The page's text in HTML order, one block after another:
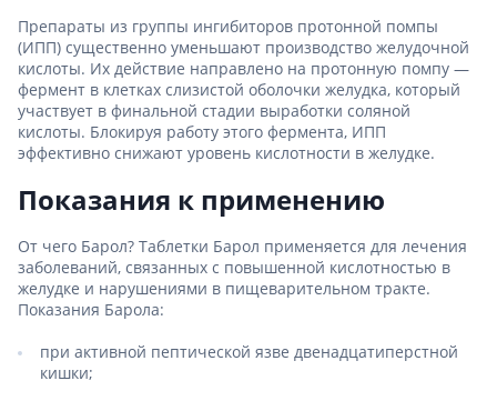
Препараты из группы ингибиторов протонной помпы
(ИПП) существенно уменьшают производство желудочной
кислоты. Их действие направлено на протонную помпу —
фермент в клетках слизистой оболочки желудка, который
участвует в финальной стадии выработки соляной
кислоты. Блокируя работу этого фермента, ИПП
эффективно снижают уровень кислотности в желудке.
Показания к применению
От чего Барол? Таблетки Барол применяется для лечения
заболеваний, связанных с повышенной кислотностью в
желудке и нарушениями в пищеварительном тракте.
Показания Барола:
при активной пептической язве двенадцатиперстной
кишки;